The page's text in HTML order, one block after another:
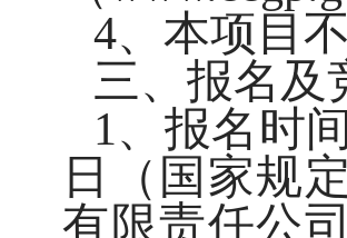
4、本项目
三、报名及
1、报名时
日（国家规
有限责任公